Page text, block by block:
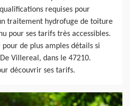
requises pour
traitement hydrofuge de toiture
pour ses tarifs très accessibles.
de plus amples détails si
Villereal, dans le 47210.
découvrir ses tarifs.